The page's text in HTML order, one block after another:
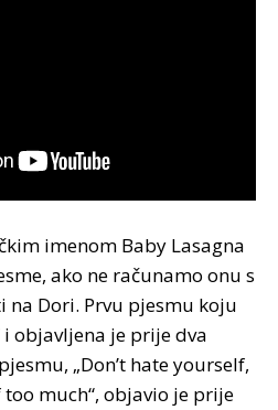
imenom Baby Lasagna
ako ne računamo onu s
na Dori. Prvu pjesmu koju
i objavljena je prije dva
„Don’t hate yourself,
much“, objavio je prije